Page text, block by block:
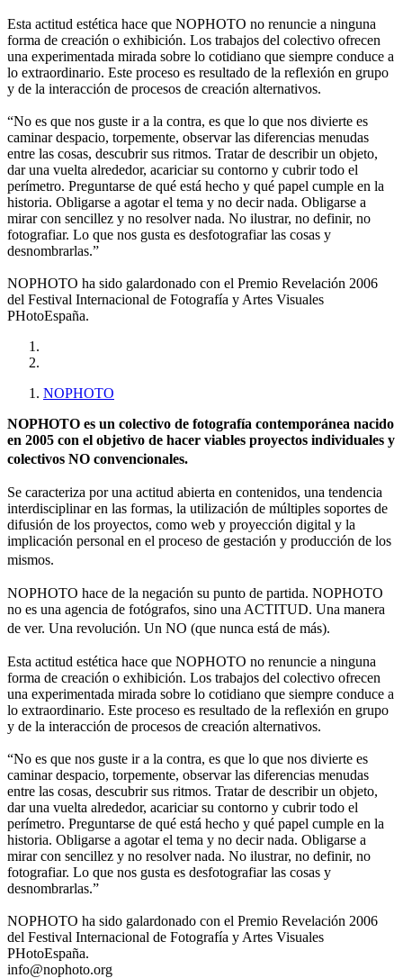
Esta actitud estética hace que NOPHOTO no renuncie a ninguna
forma de creación o exhibición. Los trabajos del colectivo ofrecen
una experimentada mirada sobre lo cotidiano que siempre conduce a
lo extraordinario. Este proceso es resultado de la reflexión en grupo
y de la interacción de procesos de creación alternativos.
“No es que nos guste ir a la contra, es que lo que nos divierte es
caminar despacio, torpemente, observar las diferencias menudas
entre las cosas, descubrir sus ritmos. Tratar de describir un objeto,
dar una vuelta alrededor, acariciar su contorno y cubrir todo el
perímetro. Preguntarse de qué está hecho y qué papel cumple en la
historia. Obligarse a agotar el tema y no decir nada. Obligarse a
mirar con sencillez y no resolver nada. No ilustrar, no definir, no
fotografiar. Lo que nos gusta es desfotografiar las cosas y
desnombrarlas.”
NOPHOTO ha sido galardonado con el Premio Revelación 2006
del Festival Internacional de Fotografía y Artes Visuales
PHotoEspaña.
NOPHOTO
NOPHOTO es un colectivo de fotografía contemporánea nacido
en 2005 con el objetivo de hacer viables proyectos individuales y
colectivos NO convencionales.
Se caracteriza por una actitud abierta en contenidos, una tendencia
interdisciplinar en las formas, la utilización de múltiples soportes de
difusión de los proyectos, como web y proyección digital y la
implicación personal en el proceso de gestación y producción de los
mismos.
NOPHOTO hace de la negación su punto de partida. NOPHOTO
no es una agencia de fotógrafos, sino una ACTITUD. Una manera
de ver. Una revolución. Un NO (que nunca está de más).
Esta actitud estética hace que NOPHOTO no renuncie a ninguna
forma de creación o exhibición. Los trabajos del colectivo ofrecen
una experimentada mirada sobre lo cotidiano que siempre conduce a
lo extraordinario. Este proceso es resultado de la reflexión en grupo
y de la interacción de procesos de creación alternativos.
“No es que nos guste ir a la contra, es que lo que nos divierte es
caminar despacio, torpemente, observar las diferencias menudas
entre las cosas, descubrir sus ritmos. Tratar de describir un objeto,
dar una vuelta alrededor, acariciar su contorno y cubrir todo el
perímetro. Preguntarse de qué está hecho y qué papel cumple en la
historia. Obligarse a agotar el tema y no decir nada. Obligarse a
mirar con sencillez y no resolver nada. No ilustrar, no definir, no
fotografiar. Lo que nos gusta es desfotografiar las cosas y
desnombrarlas.”
NOPHOTO ha sido galardonado con el Premio Revelación 2006
del Festival Internacional de Fotografía y Artes Visuales
PHotoEspaña.
info@nophoto.org